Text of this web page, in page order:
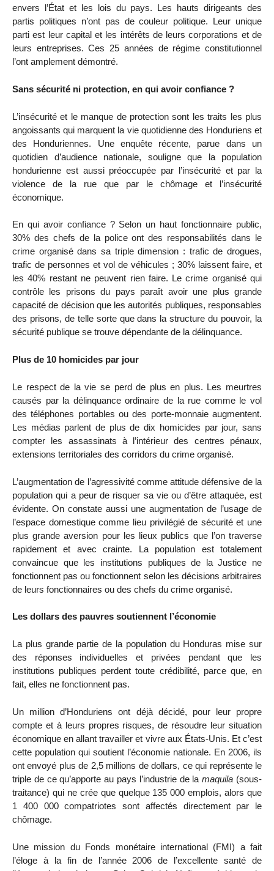
envers l’État et les lois du pays. Les hauts dirigeants des
partis politiques n’ont pas de couleur politique. Leur unique
parti est leur capital et les intérêts de leurs corporations et de
leurs entreprises. Ces 25 années de régime constitutionnel
l’ont amplement démontré.
Sans sécurité ni protection, en qui avoir confiance ?
L’insécurité et le manque de protection sont les traits les plus
angoissants qui marquent la vie quotidienne des Honduriens et
des Honduriennes. Une enquête récente, parue dans un
quotidien d’audience nationale, souligne que la population
hondurienne est aussi préoccupée par l’insécurité et par la
violence de la rue que par le chômage et l’insécurité
économique.
En qui avoir confiance ? Selon un haut fonctionnaire public,
30% des chefs de la police ont des responsabilités dans le
crime organisé dans sa triple dimension : trafic de drogues,
trafic de personnes et vol de véhicules ; 30% laissent faire, et
les 40% restant ne peuvent rien faire. Le crime organisé qui
contrôle les prisons du pays paraît avoir une plus grande
capacité de décision que les autorités publiques, responsables
des prisons, de telle sorte que dans la structure du pouvoir, la
sécurité publique se trouve dépendante de la délinquance.
Plus de 10 homicides par jour
Le respect de la vie se perd de plus en plus. Les meurtres
causés par la délinquance ordinaire de la rue comme le vol
des téléphones portables ou des porte-monnaie augmentent.
Les médias parlent de plus de dix homicides par jour, sans
compter les assassinats à l’intérieur des centres pénaux,
extensions territoriales des corridors du crime organisé.
L’augmentation de l’agressivité comme attitude défensive de la
population qui a peur de risquer sa vie ou d’être attaquée, est
évidente. On constate aussi une augmentation de l’usage de
l’espace domestique comme lieu privilégié de sécurité et une
plus grande aversion pour les lieux publics que l’on traverse
rapidement et avec crainte. La population est totalement
convaincue que les institutions publiques de la Justice ne
fonctionnent pas ou fonctionnent selon les décisions arbitraires
de leurs fonctionnaires ou des chefs du crime organisé.
Les dollars des pauvres soutiennent l’économie
La plus grande partie de la population du Honduras mise sur
des réponses individuelles et privées pendant que les
institutions publiques perdent toute crédibilité, parce que, en
fait, elles ne fonctionnent pas.
Un million d’Honduriens ont déjà décidé, pour leur propre
compte et à leurs propres risques, de résoudre leur situation
économique en allant travailler et vivre aux États-Unis. Et c’est
cette population qui soutient l’économie nationale. En 2006, ils
ont envoyé plus de 2,5 millions de dollars, ce qui représente le
triple de ce qu’apporte au pays l’industrie de lamaquila (sous-
traitance) qui ne crée que quelque 135 000 emplois, alors que
1 400 000 compatriotes sont affectés directement par le
chômage.
Une mission du Fonds monétaire international (FMI) a fait
l’éloge à la fin de l’année 2006 de l’excellente santé de